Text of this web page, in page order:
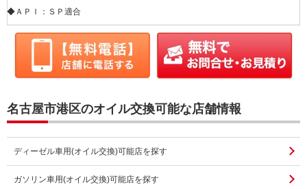
◆ＡＰＩ：ＳＰ適合
名古屋市港区のオイル交換可能な店舗情報
ディーゼル車用(オイル交換)可能店を探す
ガソリン車用(オイル交換)可能店を探す